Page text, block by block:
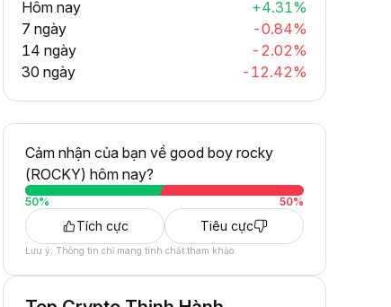
Hôm nay
+4.31%
7 ngày
-0.84%
14 ngày
-2.02%
30 ngày
-12.42%
Cảm nhận của bạn về good boy rocky
(ROCKY) hôm nay?
50% 50%
Tích cực Tiêu cực
Lưu ý: Thông tin chỉ mang tính chất tham khảo.